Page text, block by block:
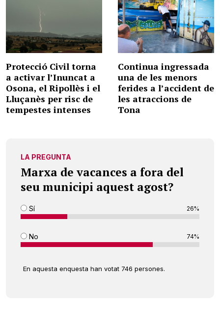
Protecció Civil torna
a activar l’Inuncat a
Osona, el Ripollès i el
Lluçanès per risc de
tempestes intenses
Continua ingressada
una de les menors
ferides a l’accident de
les atraccions de
Tona
LA PREGUNTA
Marxa de vacances a fora del
seu municipi aquest agost?
Sí 26%
No 74%
En aquesta enquesta han votat 746 persones.